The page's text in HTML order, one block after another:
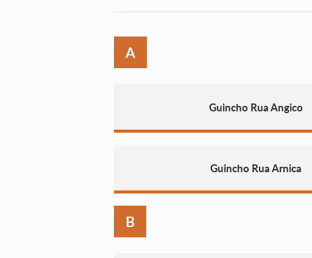
A
Guincho Rua Angico
Guincho Rua Arnica
B